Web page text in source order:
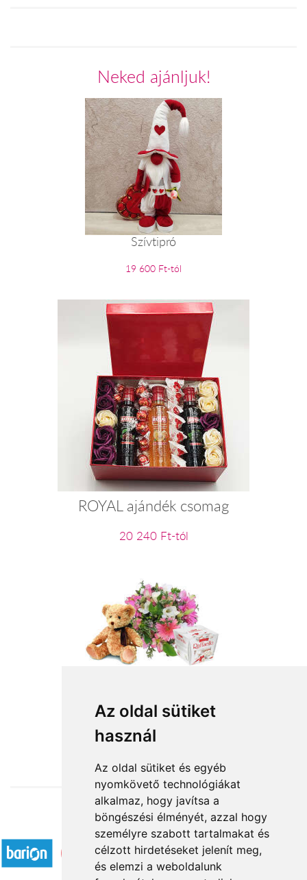
Az oldal sütiket
használ
Az oldal sütiket és egyéb
nyomkövető technológiákat
alkalmaz, hogy javítsa a
böngészési élményét, azzal hogy
személyre szabott tartalmakat és
célzott hirdetéseket jelenít meg,
és elemzi a weboldalunk
Neked ajánljuk!
Szívtipró
19 600 Ft-tól
ROYAL ajándék csomag
20 240 Ft-tól
Szeretettel
31 000 Ft-tól
Elfogadott fizetési módok